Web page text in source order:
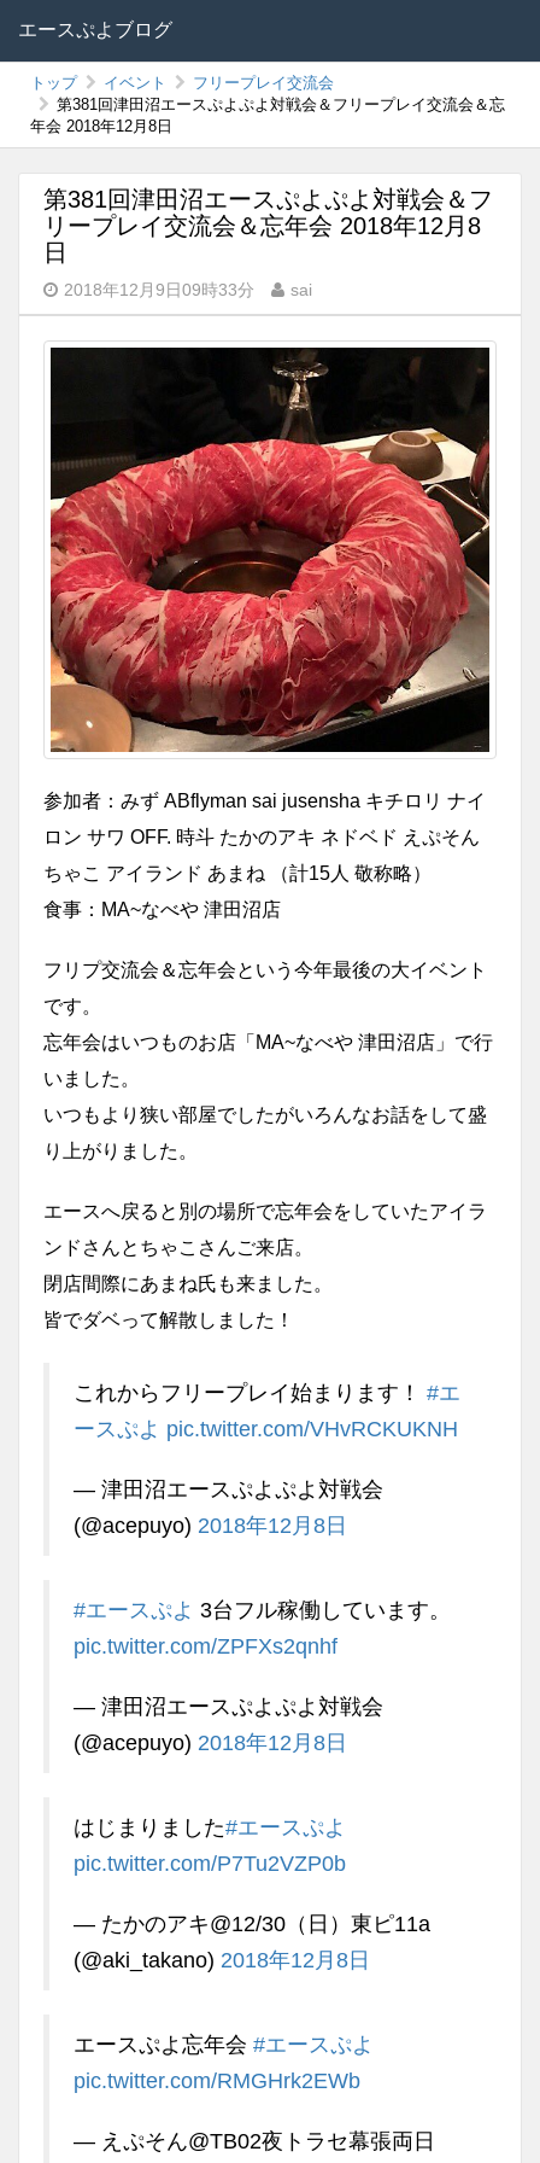
エースぷよブログ
トップ イベント
フリープレイ交流会
第381回津田沼エースぷよぷよ対戦会＆フリープレイ交流会＆忘
年会 2018年12月8日
第381回津田沼エースぷよぷよ対戦会＆フ
リープレイ交流会＆忘年会 2018年12月8
日
2018年12月9日09時33分 sai
参加者：みず ABflyman sai jusensha キチロリ ナイ
ロン サワ OFF. 時斗 たかのアキ ネドベド えぷそん
ちゃこ アイランド あまね （計15人 敬称略）
食事：MA~なべや 津田沼店
フリプ交流会＆忘年会という今年最後の大イベント
です。
忘年会はいつものお店「MA~なべや 津田沼店」で行
いました。
いつもより狭い部屋でしたがいろんなお話をして盛
り上がりました。
エースへ戻ると別の場所で忘年会をしていたアイラ
ンドさんとちゃこさんご来店。
閉店間際にあまね氏も来ました。
皆でダベって解散しました！
これからフリープレイ始まります！ #エ
ースぷよ pic.twitter.com/VHvRCKUKNH
— 津田沼エースぷよぷよ対戦会
(@acepuyo) 2018年12月8日
#エースぷよ 3台フル稼働しています。
pic.twitter.com/ZPFXs2qnhf
— 津田沼エースぷよぷよ対戦会
(@acepuyo) 2018年12月8日
はじまりました#エースぷよ
pic.twitter.com/P7Tu2VZP0b
— たかのアキ@12/30（日）東ピ11a
(@aki_takano) 2018年12月8日
エースぷよ忘年会 #エースぷよ
pic.twitter.com/RMGHrk2EWb
— えぷそん@TB02夜トラセ幕張両日